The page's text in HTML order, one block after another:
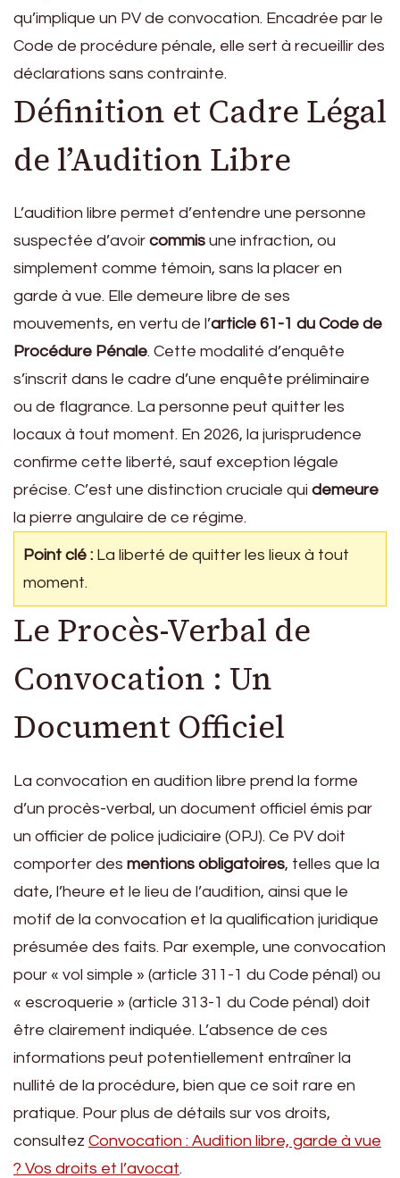
qu’implique un PV de convocation. Encadrée par le
Code de procédure pénale, elle sert à recueillir des
déclarations sans contrainte.
Définition et Cadre Légal
de l’Audition Libre
L’audition libre permet d’entendre une personne
suspectée d’avoir commis une infraction, ou
simplement comme témoin, sans la placer en
garde à vue. Elle demeure libre de ses
mouvements, en vertu de l’article 61-1 du Code de
Procédure Pénale. Cette modalité d’enquête
s’inscrit dans le cadre d’une enquête préliminaire
ou de flagrance. La personne peut quitter les
locaux à tout moment. En 2026, la jurisprudence
confirme cette liberté, sauf exception légale
précise. C’est une distinction cruciale qui demeure
la pierre angulaire de ce régime.
Point clé : La liberté de quitter les lieux à tout
moment.
Le Procès-Verbal de
Convocation : Un
Document Officiel
La convocation en audition libre prend la forme
d’un procès-verbal, un document officiel émis par
un officier de police judiciaire (OPJ). Ce PV doit
comporter des mentions obligatoires, telles que la
date, l’heure et le lieu de l’audition, ainsi que le
motif de la convocation et la qualification juridique
présumée des faits. Par exemple, une convocation
pour « vol simple » (article 311-1 du Code pénal) ou
« escroquerie » (article 313-1 du Code pénal) doit
être clairement indiquée. L’absence de ces
informations peut potentiellement entraîner la
nullité de la procédure, bien que ce soit rare en
pratique. Pour plus de détails sur vos droits,
consultez Convocation : Audition libre, garde à vue
? Vos droits et l’avocat.